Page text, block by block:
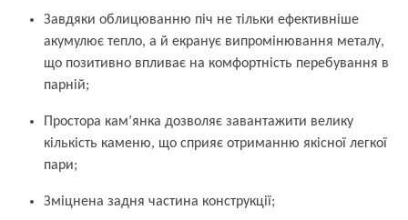
Завдяки облицюванню піч не тільки ефективніше
акумулює тепло, а й екранує випромінювання металу,
що позитивно впливає на комфортність перебування в
парній;
Простора кам’янка дозволяє завантажити велику
кількість каменю, що сприяє отриманню якісної легкої
пари;
Зміцнена задня частина конструкції;